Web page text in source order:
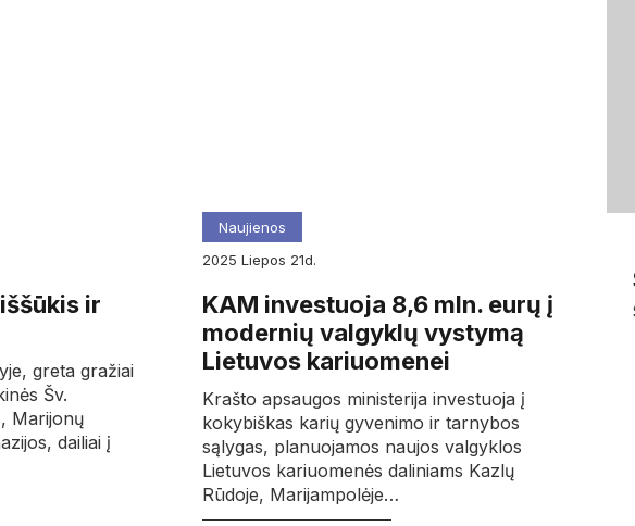
ir
greta gražiai
Šv.
Marijonų
dailiai į
Naujienos
2025
liepos 21d.
KAM investuoja 8,6 mln. eurų į
modernių valgyklų vystymą
Lietuvos kariuomenei
Krašto apsaugos ministerija investuoja į
kokybiškas karių gyvenimo ir tarnybos
sąlygas, planuojamos naujos valgyklos
Lietuvos kariuomenės daliniams Kazlų
Rūdoje, Marijampolėje…